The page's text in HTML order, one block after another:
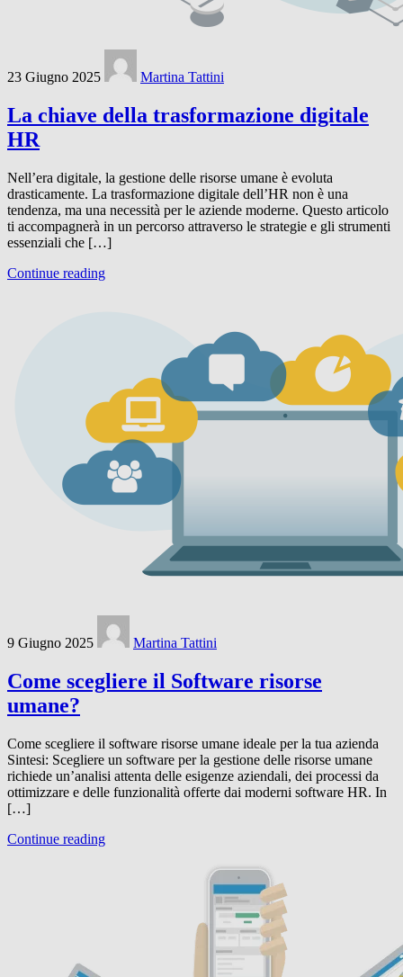
23 Giugno 2025 Martina Tattini
La chiave della trasformazione digitale
HR
Nell’era digitale, la gestione delle risorse umane è evoluta
drasticamente. La trasformazione digitale dell’HR non è una
tendenza, ma una necessità per le aziende moderne. Questo articolo
ti accompagnerà in un percorso attraverso le strategie e gli strumenti
essenziali che […]
Continue reading
9 Giugno 2025 Martina Tattini
Come scegliere il Software risorse
umane?
Come scegliere il software risorse umane ideale per la tua azienda
Sintesi: Scegliere un software per la gestione delle risorse umane
richiede un’analisi attenta delle esigenze aziendali, dei processi da
ottimizzare e delle funzionalità offerte dai moderni software HR. In
[…]
Continue reading